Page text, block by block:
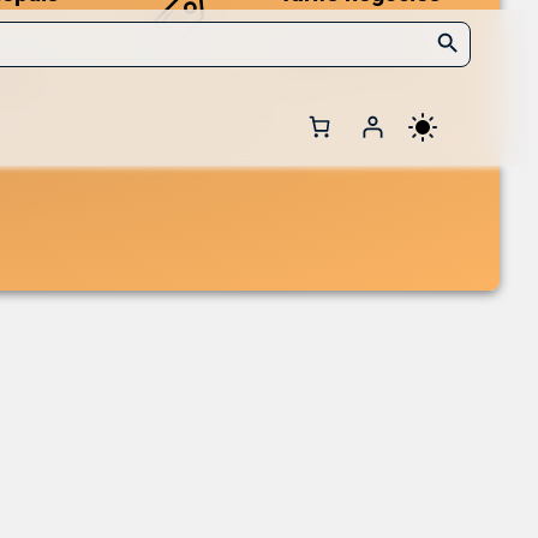
Search Button
CoreLic
adaptés aux volumes.